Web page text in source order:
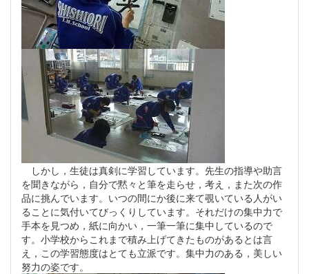
しかし，生徒は真剣に学習しています。先生の指導や助言
を聞きながら，自分で黙々と筆を走らせ，考え，また次の作
品に挑んでいます。いつの間にか後に来て覗いている人がい
ることに気付いてびっくりしています。それだけの集中力で
手本を見つめ，紙に向かい，一筆一筆に集中しているので
す。小学校からこれまで積み上げてきたものがあるとは言
え，この学習態度はとても立派です。集中力のある，美しい
努力の姿です。